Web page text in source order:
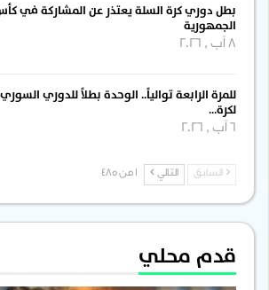
بطل دوري كرة السلة يعتذر عن المشاركة في كأس
الجمهورية
للمرة الرابعة توالياً.. الوحدة بطلاً للدوري السوري
لكرة…
السابق التالي
قدم محلي